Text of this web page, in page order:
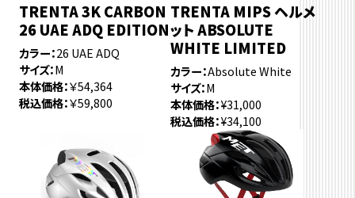
TRENTA 3K CARBON
26 UAE ADQ EDITION
カラー 26 UAE ADQ
サイズ M
本体価格 ￥54,364
税込価格 ￥59,800
TRENTA MIPS ヘルメ
ット ABSOLUTE
WHITE LIMITED
カラー Absolute White
サイズ M
本体価格 ¥31,000
税込価格 ¥34,100